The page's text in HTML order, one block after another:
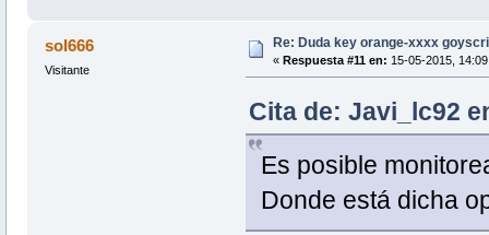
sol666
Visitante
Re: Duda key orange-xxxx
« Respuesta #11 en: 15-05-2015,
Cita de: Javi_lc92
Es posible
Donde está dicha